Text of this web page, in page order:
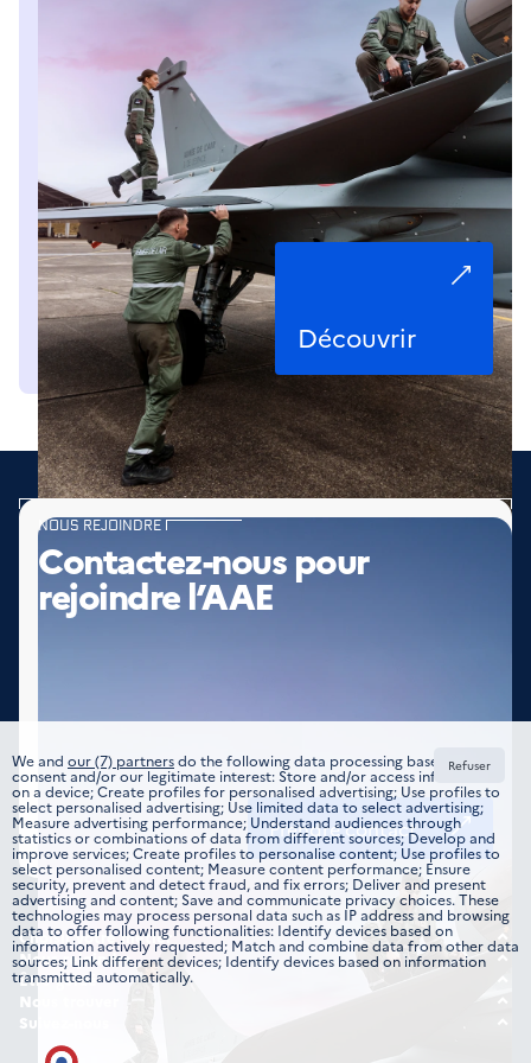
Découvrir
NOUS REJOINDRE
Contactez-nous pour
rejoindre l’AAE
Prendre contact
Choisir votre métier
Tous les domaines
Formations
Nous rejoindre
Offre d’emplois
Candidature spontanée
Être guidé
Étudiant
Jeune professionnel
Nous trouver
Nos implantations
Suivez-nous
Instagram
We and our (7) partnersdo the following data processing based on your
consent and/or our legitimate interest: Store and/or access information
on a device; Create profiles for personalised advertising; Use profiles to
select personalised advertising; Use limited data to select advertising;
Measure advertising performance; Understand audiences through
statistics or combinations of data from different sources; Develop and
improve services; Create profiles to personalise content; Use profiles to
select personalised content; Measure content performance; Ensure
security, prevent and detect fraud, and fix errors; Deliver and present
advertising and content; Save and communicate privacy choices. These
technologies may process personal data such as IP address and browsing
data to offer following functionalities: Identify devices based on
information actively requested; Match and combine data from other data
sources; Link different devices; Identify devices based on information
transmitted automatically.
Refuser